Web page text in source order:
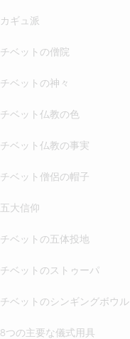
カギュ派
チベットの僧院
チベットの神々
チベット仏教の色
チベット仏教の事実
チベット僧侶の帽子
五大信仰
チベットの五体投地
チベットのストゥーパ
チベットのシンギングボウル
8つの主要な儀式用具